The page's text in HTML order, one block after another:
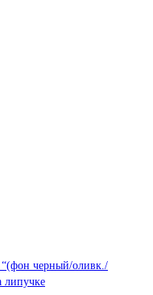
черный/оливк./
липучке